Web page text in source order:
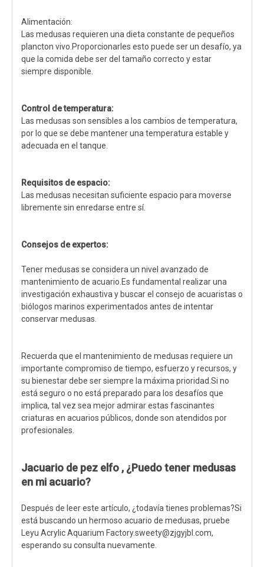
Alimentación:
Las medusas requieren una dieta constante de pequeños
plancton vivo.Proporcionarles esto puede ser un desafío, ya
que la comida debe ser del tamaño correcto y estar
siempre disponible.
Control de temperatura:
Las medusas son sensibles a los cambios de temperatura,
por lo que se debe mantener una temperatura estable y
adecuada en el tanque.
Requisitos de espacio:
Las medusas necesitan suficiente espacio para moverse
libremente sin enredarse entre sí.
Consejos de expertos:
Tener medusas se considera un nivel avanzado de
mantenimiento de acuario.Es fundamental realizar una
investigación exhaustiva y buscar el consejo de acuaristas o
biólogos marinos experimentados antes de intentar
conservar medusas.
Recuerda que el mantenimiento de medusas requiere un
importante compromiso de tiempo, esfuerzo y recursos, y
su bienestar debe ser siempre la máxima prioridad.Si no
está seguro o no está preparado para los desafíos que
implica, tal vez sea mejor admirar estas fascinantes
criaturas en acuarios públicos, donde son atendidos por
profesionales.
Jacuario de pez elfo , ¿Puedo tener medusas
en mi acuario?
Después de leer este artículo, ¿todavía tienes problemas?Si
está buscando un hermoso acuario de medusas, pruebe
Leyu Acrylic Aquarium Factory.sweety@zjgyjbl.com,
esperando su consulta nuevamente.